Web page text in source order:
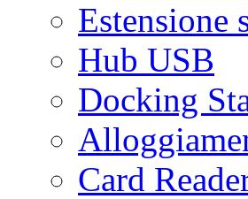
Estensione
Hub USB
Docking
Card